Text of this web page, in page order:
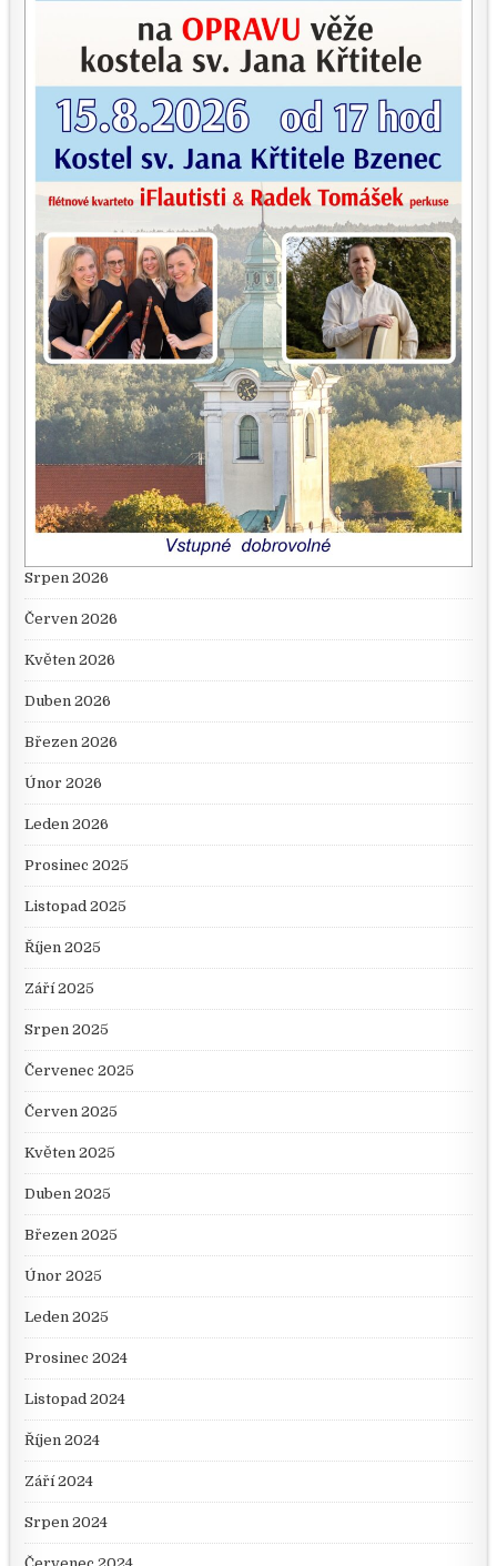
Srpen 2026
Červen 2026
Květen 2026
Duben 2026
Březen 2026
Únor 2026
Leden 2026
Prosinec 2025
Listopad 2025
Říjen 2025
Září 2025
Srpen 2025
Červenec 2025
Červen 2025
Květen 2025
Duben 2025
Březen 2025
Únor 2025
Leden 2025
Prosinec 2024
Listopad 2024
Říjen 2024
Září 2024
Srpen 2024